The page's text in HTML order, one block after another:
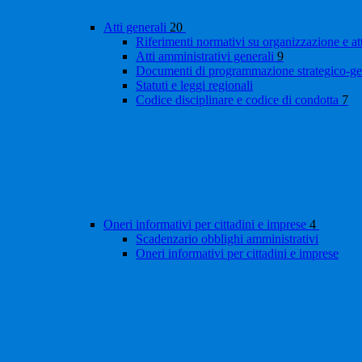
Atti generali 20
Riferimenti normativi su organizzazione e
Atti amministrativi generali 9
Documenti di programmazione strategico-
Statuti e leggi regionali
Codice disciplinare e codice di condotta 7
Oneri informativi per cittadini e imprese 4
Scadenzario obblighi amministrativi
Oneri informativi per cittadini e imprese